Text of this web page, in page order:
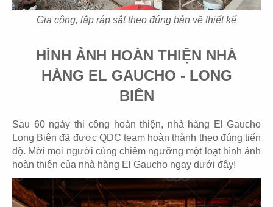
Gia công, lắp ráp sắt theo đúng bản vẽ thiết kế
HÌNH ẢNH HOÀN THIỆN NHÀ
HÀNG EL GAUCHO - LONG
BIÊN
Sau 60 ngày thi công hoàn thiện, nhà hàng El Gaucho
Long Biên đã được QDC team hoàn thành theo đúng tiến
độ. Mời mọi người cùng chiêm ngưỡng một loạt hình ảnh
hoàn thiện của nhà hàng El Gaucho ngay dưới đây!
CN Long Khánh CN Hikari
CN Vincom Đồng Khởi
60
CN. Milpitas, USA